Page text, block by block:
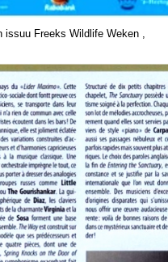
Freeks Wildlife Weken ,